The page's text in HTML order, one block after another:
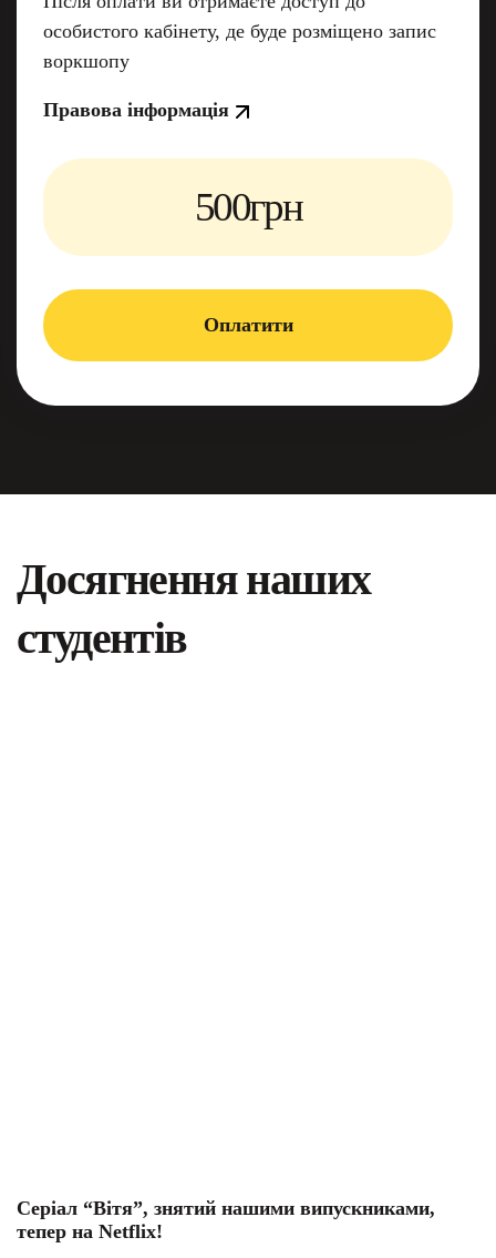
особистого кабінету, де буде розміщено запис
воркшопу
Правова інформація
500грн
Оплатити
Досягнення наших
студентів
Серіал “Вітя”, знятий нашими випускниками,
тепер на Netflix!